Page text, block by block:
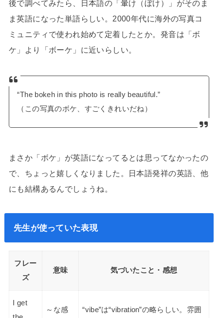
後で調べてみたら、日本語の「暈け（ぼけ）」がそのま
ま英語になった単語らしい。2000年代に海外の写真コ
ミュニティで使われ始めて定着したとか。発音は「ボ
ケ」より「ボーケ」に近いらしい。
“The bokeh in this photo is really beautiful.”
（この写真のボケ、すごくきれいだね）
まさか「ボケ」が英語になってるとは思ってなかったの
で、ちょっと嬉しくなりました。日本語発祥の英語、他
にも結構あるんでしょうね。
先生が使っていた表現
フレー
ズ
意味 気づいたこと・感想
I get
～な感 “vibe”は“vibration”の略らしい。雰囲